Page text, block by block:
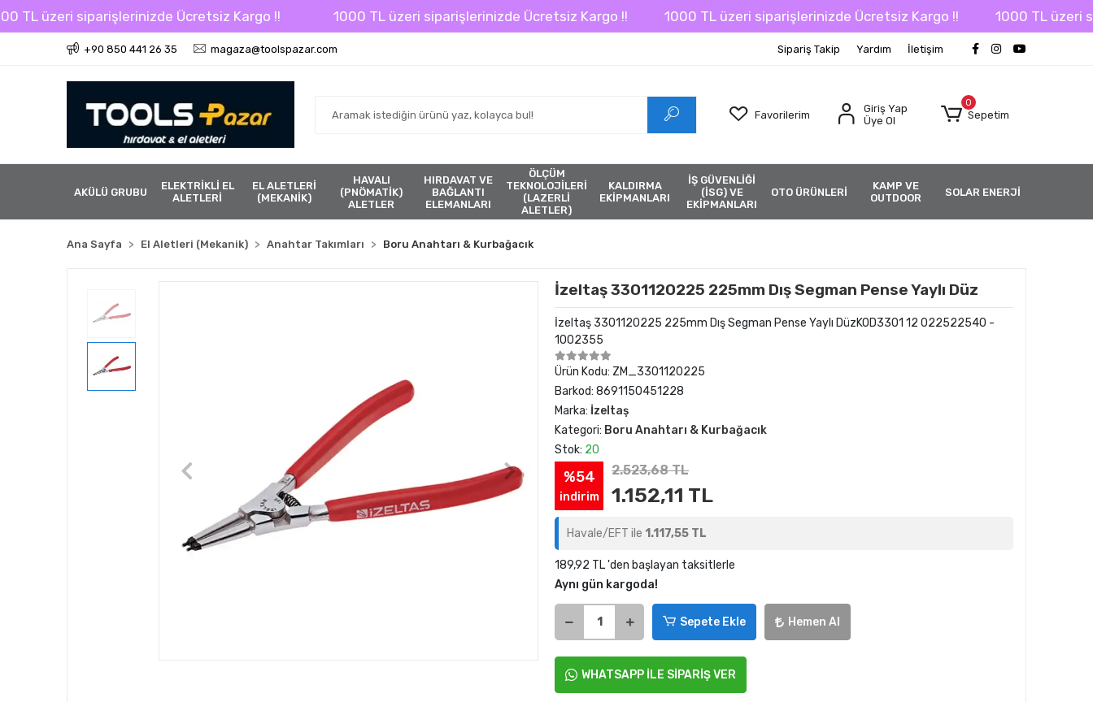
üzeri siparişlerinizde Ücretsiz Kargo !! 1000 TL üzeri siparişlerinizde Ücretsiz Kargo !! 1000 TL üzeri siparişlerinizde Ücretsiz Kargo !! 1000 TL üzeri
+90 850 441 26 35 magaza@toolspazar.com Sipariş Takip Yardım İletişim
Favorilerim
Giriş Yap
Üye Ol
0
Sepetim
AKÜLÜ GRUBU
ELEKTRİKLİ EL
ALETLERİ
EL ALETLERİ
(MEKANİK)
HAVALI
(PNÖMATİK)
ALETLER
HIRDAVAT VE
BAĞLANTI
ELEMANLARI
ÖLÇÜM
TEKNOLOJİLERİ
(LAZERLİ
ALETLER)
KALDIRMA
EKİPMANLARI
İŞ GÜVENLİĞİ
(İSG) VE
EKİPMANLARI
OTO ÜRÜNLERİ
KAMP VE
OUTDOOR
SOLAR ENERJİ
Ana Sayfa El Aletleri (Mekanik) Anahtar Takımları Boru Anahtarı & Kurbağacık
İzeltaş 3301120225 225mm Dış Segman Pense Yaylı Düz
İzeltaş 3301120225 225mm Dış Segman Pense Yaylı DüzKOD3301 12 022522540 -
1002355
Ürün Kodu: ZM_3301120225
Barkod: 8691150451228
Marka: İzeltaş
Kategori: Boru Anahtarı & Kurbağacık
Stok: 20
%54
indirim
2.523,68 TL
1.152,11 TL
Havale/EFT ile 1.117,55 TL
189,92 TL 'den başlayan taksitlerle
Aynı gün kargoda!
Sepete Ekle Hemen Al
WHATSAPP İLE SİPARİŞ VER